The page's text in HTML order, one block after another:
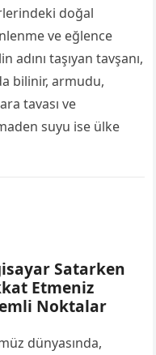
doğal
ve eğlence
adını taşıyan tavşanı,
bilinir, armudu,
tavası ve
suyu ise ülke
Satarken
Etmeniz
Noktalar
dünyasında,